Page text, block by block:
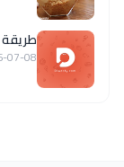
07-08